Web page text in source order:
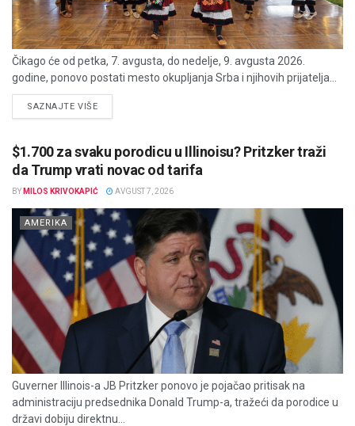
Čikago će od petka, 7. avgusta, do nedelje, 9. avgusta 2026.
godine, ponovo postati mesto okupljanja Srba i njihovih prijatelja...
SAZNAJTE VIŠEDETAILS
$1.700 za svaku porodicu u Illinoisu? Pritzker traži
da Trump vrati novac od tarifa
BY MILOS KRIVOKAPIĆ AVGUST 7, 2026
AMERIKA
Guverner Illinois-a JB Pritzker ponovo je pojačao pritisak na
administraciju predsednika Donald Trump-a, tražeći da porodice u
državi dobiju direktnu...